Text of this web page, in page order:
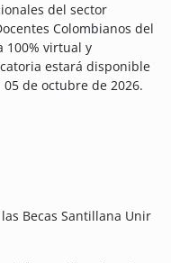
del sector
Colombianos del
100% virtual y
estará disponible
de octubre de 2026.
Becas Santillana Unir